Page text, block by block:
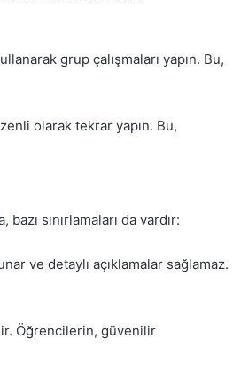
grup çalışmaları yapın. Bu,
olarak tekrar yapın. Bu,
sınırlamaları da vardır:
ve detaylı açıklamalar sağlamaz.
Öğrencilerin, güvenilir